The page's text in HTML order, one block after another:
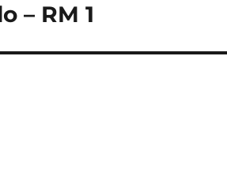
– RM 1